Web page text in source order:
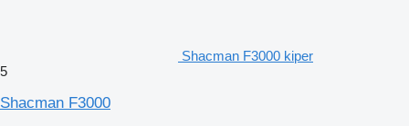
Shacman F3000 kiper
5
Shacman F3000